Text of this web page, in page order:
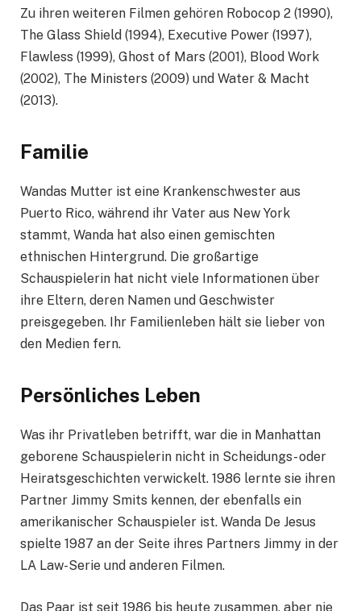
Zu ihren weiteren Filmen gehören Robocop 2 (1990),
The Glass Shield (1994), Executive Power (1997),
Flawless (1999), Ghost of Mars (2001), Blood Work
(2002), The Ministers (2009) und Water & Macht
(2013).
Familie
Wandas Mutter ist eine Krankenschwester aus
Puerto Rico, während ihr Vater aus New York
stammt, Wanda hat also einen gemischten
ethnischen Hintergrund. Die großartige
Schauspielerin hat nicht viele Informationen über
ihre Eltern, deren Namen und Geschwister
preisgegeben. Ihr Familienleben hält sie lieber von
den Medien fern.
Persönliches Leben
Was ihr Privatleben betrifft, war die in Manhattan
geborene Schauspielerin nicht in Scheidungs- oder
Heiratsgeschichten verwickelt. 1986 lernte sie ihren
Partner Jimmy Smits kennen, der ebenfalls ein
amerikanischer Schauspieler ist. Wanda De Jesus
spielte 1987 an der Seite ihres Partners Jimmy in der
LA Law-Serie und anderen Filmen.
Das Paar ist seit 1986 bis heute zusammen, aber nie